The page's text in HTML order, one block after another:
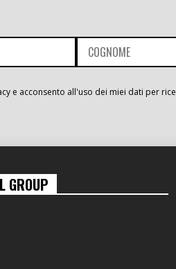
e acconsento all'uso dei miei dati per
GROUP